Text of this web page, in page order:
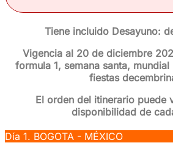
Tiene incluido Desayuno:
Vigencia al 20 de diciembre
formula 1, semana santa,
fiestas
El orden del itinerario puede
disponibilidad de
Día 1. BOGOTA - MÉXICO